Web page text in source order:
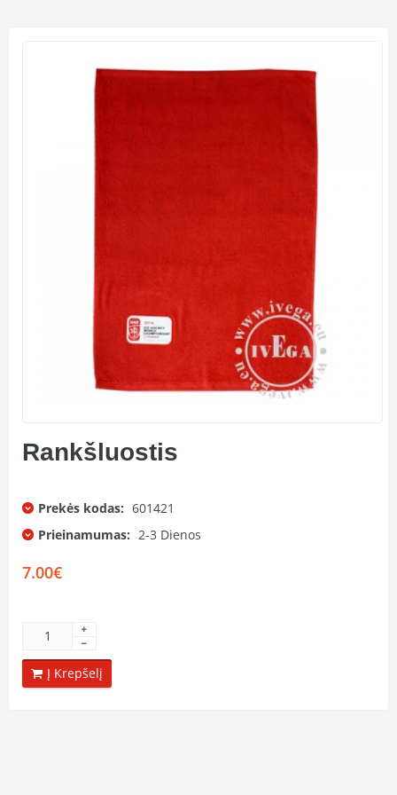
Rankšluostis
Prekės kodas: 601421
Prieinamumas: 2-3 Dienos
7.00€
Į Krepšelį